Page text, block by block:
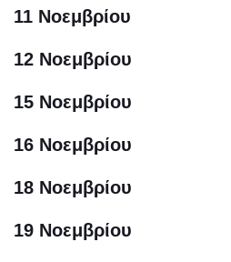
11 Νοεμβρίου
12 Νοεμβρίου
15 Νοεμβρίου
16 Νοεμβρίου
18 Νοεμβρίου
19 Νοεμβρίου